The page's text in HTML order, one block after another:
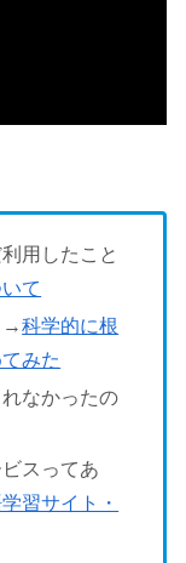
用したこと
て
→科学的に根
みた
なかったの
スってあ
習サイト・